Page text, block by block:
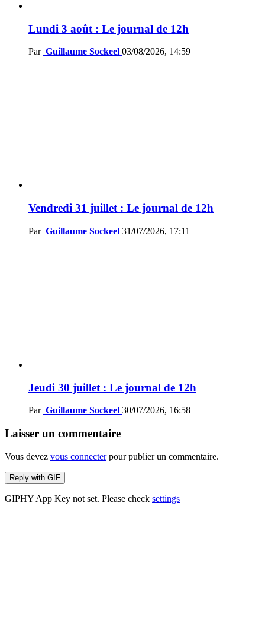
Lundi 3 août : Le journal de 12h
Par Guillaume Sockeel 03/08/2026, 14:59
Vendredi 31 juillet : Le journal de 12h
Par Guillaume Sockeel 31/07/2026, 17:11
Jeudi 30 juillet : Le journal de 12h
Par Guillaume Sockeel 30/07/2026, 16:58
Laisser un commentaire
Vous devez vous connecterpour publier un commentaire.
Reply with GIF
GIPHY App Key not set. Please check settings